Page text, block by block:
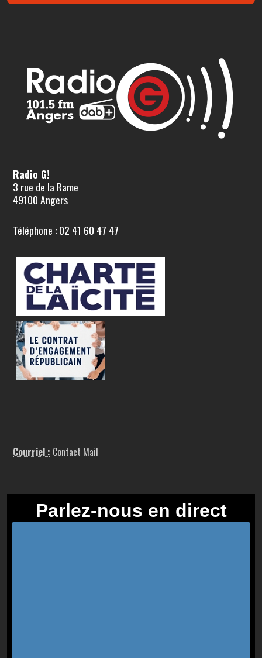
Radio G!
3 rue de la Rame
49100 Angers
Téléphone : 02 41 60 47 47
Courriel : Contact Mail